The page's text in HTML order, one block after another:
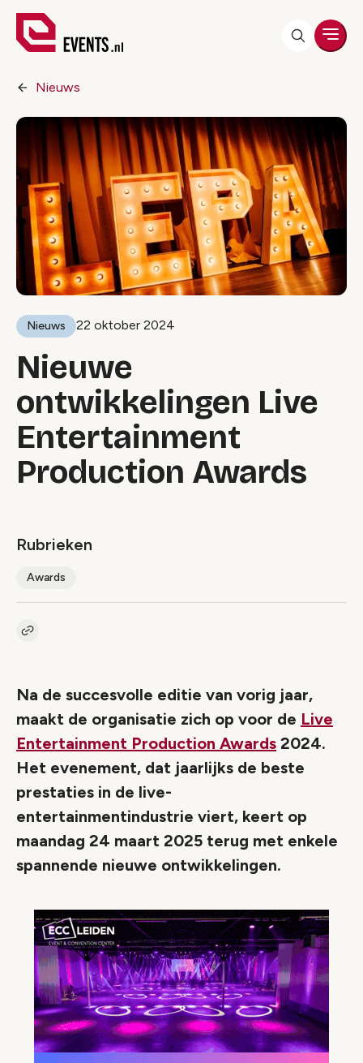
Nieuws
Nieuws 22 oktober 2024
Nieuwe
ontwikkelingen Live
Entertainment
Production Awards
Rubrieken
Awards
Kopieer link naar artikel
Na de succesvolle editie van vorig jaar,
maakt de organisatie zich op voor de Live
Entertainment Production Awards 2024.
Het evenement, dat jaarlijks de beste
prestaties in de live-
entertainmentindustrie viert, keert op
maandag 24 maart 2025 terug met enkele
spannende nieuwe ontwikkelingen.